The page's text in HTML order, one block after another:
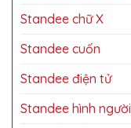
Standee chữ X
Standee cuốn
Standee điện tử
Standee hình người